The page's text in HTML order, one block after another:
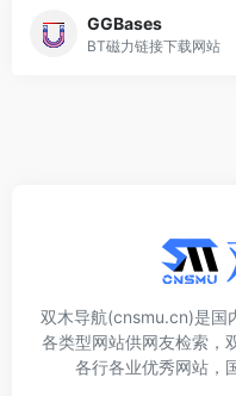
GGBases
BT磁力链接下载网站
双木导航(cnsmu.cn)是国
各类型网站供网友检索，
各行各业优秀网站，